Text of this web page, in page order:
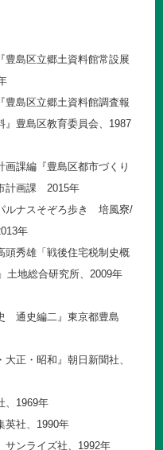
島区立郷土資料館常設展
島区立郷土資料館調査報
豊島区教育委員会、1987
課編『豊島区都市づくり
計画課 2015年
ルナスそぞろ歩き 培風寮/
年
秀雄「戦後住宅税制史概
土地総合研究所、2009年
通史編二』東京都豊島
正・昭和』朝日新聞社、
、1969年
英社、1990年
ンライズ社、1992年